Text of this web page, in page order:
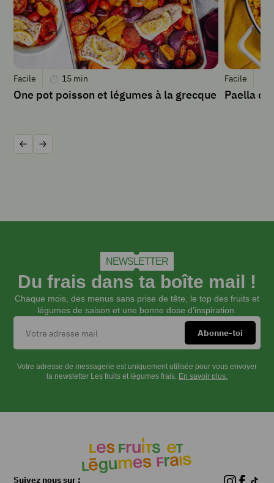
120
g
de
féta
ail
de
basilic
en
deux
dans
la
longueur.
les
en
préchauffé
Facile 15 min
One pot poisson et légumes à la grecque
Facile
Paella
Précédent
Suivant
NEWSLETTER
Du frais dans ta boîte mail !
Chaque mois, des menus sans prise de tête, le top des fruits et
légumes de saison et une bonne dose d’inspiration.
Votre adresse de messagerie est uniquement utilisée pour vous envoyer
la newsletter Les fruits et légumes frais. En savoir plus.
Suivez nous sur :